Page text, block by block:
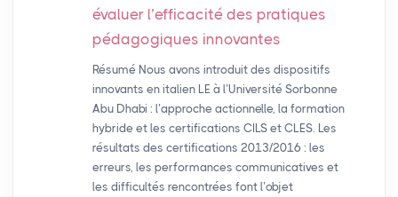
évaluer l’efficacité des pratiques
pédagogiques innovantes
Résumé Nous avons introduit des dispositifs
innovants en italien LE à l’Université Sorbonne
Abu Dhabi : l’approche actionnelle, la formation
hybride et les certifications CILS et CLES. Les
résultats des certifications 2013/2016 : les
erreurs, les performances communicatives et
les difficultés rencontrées font l’objet